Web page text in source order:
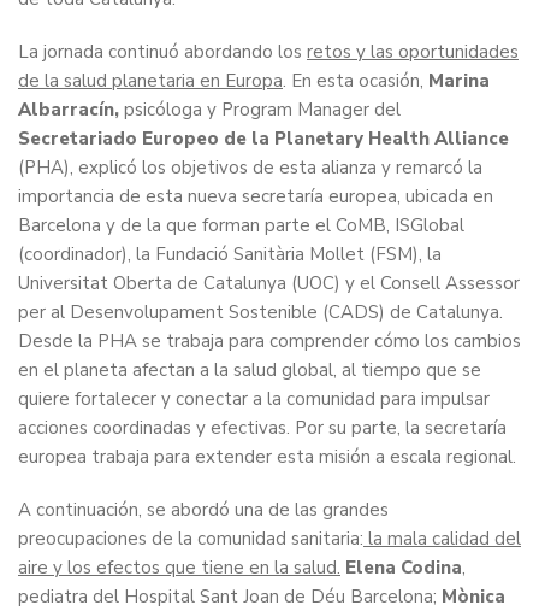
La jornada continuó abordando los retos y las oportunidades
de la salud planetaria en Europa. En esta ocasión, Marina
Albarracín, psicóloga y Program Manager del
Secretariado Europeo de la Planetary Health Alliance
(PHA), explicó los objetivos de esta alianza y remarcó la
importancia de esta nueva secretaría europea, ubicada en
Barcelona y de la que forman parte el CoMB, ISGlobal
(coordinador), la Fundació Sanitària Mollet (FSM), la
Universitat Oberta de Catalunya (UOC) y el Consell Assessor
per al Desenvolupament Sostenible (CADS) de Catalunya.
Desde la PHA se trabaja para comprender cómo los cambios
en el planeta afectan a la salud global, al tiempo que se
quiere fortalecer y conectar a la comunidad para impulsar
acciones coordinadas y efectivas. Por su parte, la secretaría
europea trabaja para extender esta misión a escala regional.
A continuación, se abordó una de las grandes
preocupaciones de la comunidad sanitaria: la mala calidad del
aire y los efectos que tiene en la salud. Elena Codina,
pediatra del Hospital Sant Joan de Déu Barcelona; Mònica